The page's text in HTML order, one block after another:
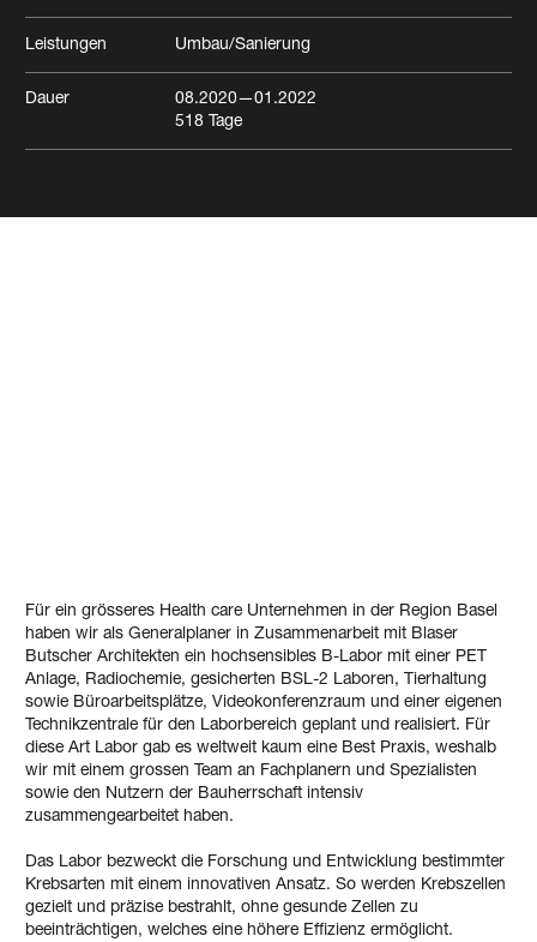
Biosicherheits-Facility
Leistungen Umbau/Sanierung
Dauer 08.2020—01.2022
518 Tage
Für ein grösseres Health care Unternehmen in der Region Basel
haben wir als Generalplaner in Zusammenarbeit mit Blaser
Butscher Architekten ein hochsensibles B-Labor mit einer PET
Anlage, Radiochemie, gesicherten BSL-2 Laboren, Tierhaltung
sowie Büroarbeitsplätze, Videokonferenzraum und einer eigenen
Technikzentrale für den Laborbereich geplant und realisiert. Für
diese Art Labor gab es weltweit kaum eine Best Praxis, weshalb
wir mit einem grossen Team an Fachplanern und Spezialisten
sowie den Nutzern der Bauherrschaft intensiv
zusammengearbeitet haben.
Das Labor bezweckt die Forschung und Entwicklung bestimmter
Krebsarten mit einem innovativen Ansatz. So werden Krebszellen
gezielt und präzise bestrahlt, ohne gesunde Zellen zu
beeinträchtigen, welches eine höhere Effizienz ermöglicht.